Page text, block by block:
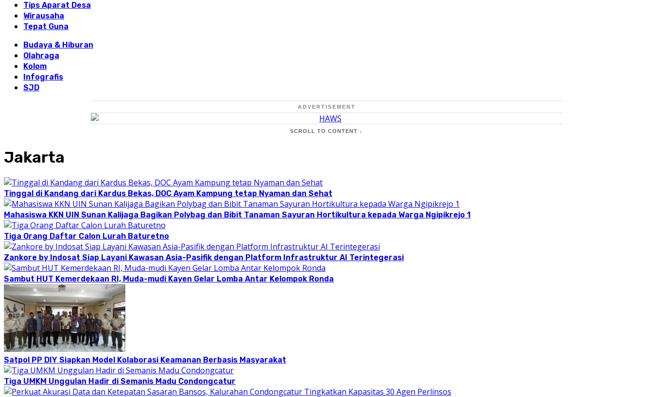
Tips Aparat Desa
Wirausaha
Tepat Guna
Budaya & Hiburan
Olahraga
Kolom
Infografis
SJD
ADVERTISEMENT
SCROLL TO CONTENT ↓
Jakarta
Tinggal di Kandang dari Kardus Bekas, DOC Ayam Kampung tetap Nyaman dan Sehat
Mahasiswa KKN UIN Sunan Kalijaga Bagikan Polybag dan Bibit Tanaman Sayuran Hortikultura kepada Warga Ngipikrejo 1
Tiga Orang Daftar Calon Lurah Baturetno
Zankore by Indosat Siap Layani Kawasan Asia-Pasifik dengan Platform Infrastruktur AI Terintegerasi
Sambut HUT Kemerdekaan RI, Muda-mudi Kayen Gelar Lomba Antar Kelompok Ronda
Satpol PP DIY Siapkan Model Kolaborasi Keamanan Berbasis Masyarakat
Tiga UMKM Unggulan Hadir di Semanis Madu Condongcatur